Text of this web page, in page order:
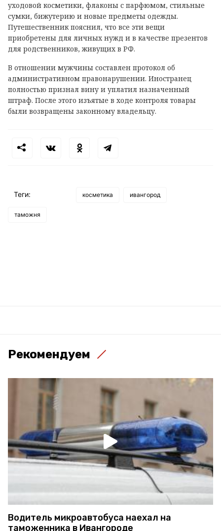
уходовой косметики, флаконы с парфюмом, стильные
сумки, бижутерию и новые предметы одежды.
Путешественник пояснил, что все эти вещи
приобретены для личных нужд и в качестве презентов
для родственников, живущих в РФ.
В отношении мужчины составлен протокол об
административном правонарушении. Иностранец
полностью признал вину и уплатил назначенный
штраф. После этого изъятые в ходе контроля товары
были возвращены законному владельцу.
Теги: косметика ивангород
таможня
Рекомендуем
Водитель микроавтобуса наехал на
таможенника в Ивангороде